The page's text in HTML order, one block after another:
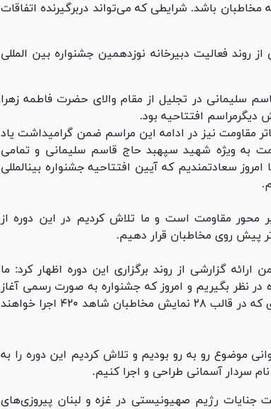
باشد. شرایطی که می‌تواند دربرگیرنده اتفاقات
روند فعالیت دبیرخانه نوزدهمین جشنواره بین المللی
سلیمانی در تجلیل از مقام والای حضرت فاطمه زهرا
افتتاحیه بود.
مقاومت نیز در ادامه این مراسم ضمن گرامیداشت یاد
به ویژه شهید سپهبد حاج قاسم سلیمانی و تمامی
سعادتمندیم که آیین افتتاحیه جشنواره بینالمللی
محور مقاومت است و ما تلاش کردیم در این دوره از
پیش روی مخاطبان قرار دهیم.
ارائه گزارشی از روند برگزاری این دوره اظهار کرد: ما
در نظر بگیریم و امروز که جشنواره به صورت رسمی آغاز
می‌شود تا ۴۵ روز دیگر ادامه پیدا خواهد کرد. مسیری که در قالب ۲۸ نمایش مخاطبان شاهد ۴۲۰ اجرا خواهند
موضوع رو به رو بودیم و تلاش کردیم این دوره را به
سردار آسمانی طراحی و اجرا کنیم.
رژیم صهیونیستی در غزه و لبنان پیروزی‌های